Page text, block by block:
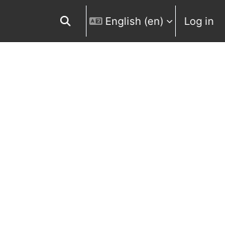
Toggle search input
English ‎(en)‎ Log in